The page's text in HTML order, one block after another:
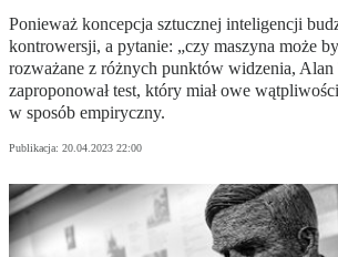
Ponieważ koncepcja sztucznej inteligencji
kontrowersji, a pytanie: „czy maszyna może
rozważane z różnych punktów widzenia,
zaproponował test, który miał owe
w sposób empiryczny.
Publikacja: 20.04.2023 22:00